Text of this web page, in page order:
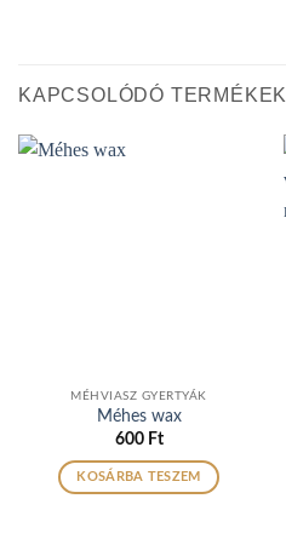
KAPCSOLÓDÓ TERMÉKEK
MÉHVIASZ GYERTYÁK
Méhes wax
600 Ft
KOSÁRBA TESZEM